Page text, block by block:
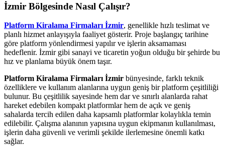
İzmir Bölgesinde Nasıl Çalışır?
Platform Kiralama Firmaları İzmir, genellikle hızlı teslimat ve
planlı hizmet anlayışıyla faaliyet gösterir. Proje başlangıç tarihine
göre platform yönlendirmesi yapılır ve işlerin aksamaması
hedeflenir. İzmir gibi sanayi ve ticaretin yoğun olduğu bir şehirde bu
hız ve planlama büyük önem taşır.
Platform Kiralama Firmaları İzmir bünyesinde, farklı teknik
özelliklere ve kullanım alanlarına uygun geniş bir platform çeşitliliği
bulunur. Bu çeşitlilik sayesinde hem dar ve sınırlı alanlarda rahat
hareket edebilen kompakt platformlar hem de açık ve geniş
sahalarda tercih edilen daha kapsamlı platformlar kolaylıkla temin
edilebilir. Çalışma alanının yapısına uygun ekipmanın kullanılması,
işlerin daha güvenli ve verimli şekilde ilerlemesine önemli katkı
sağlar.